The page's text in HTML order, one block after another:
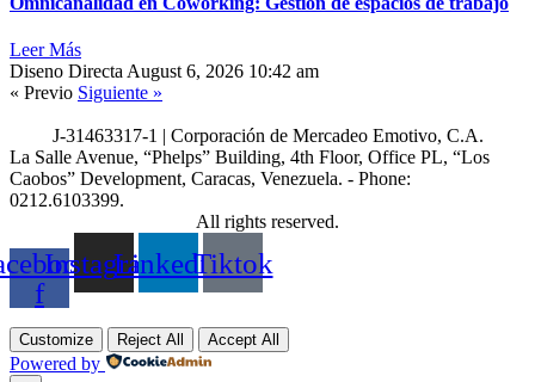
Leer Más
Diseno Directa August 6, 2026 10:42 am
« Previo Siguiente »
J-31463317-1 | Corporación de Mercadeo Emotivo, C.A.
La Salle Avenue, “Phelps” Building, 4th Floor, Office PL, “Los
Caobos” Development, Caracas, Venezuela. - Phone:
0212.6103399.
All rights reserved.
f
InstagramLinkedinTiktok
Customize Reject All Accept All
Powered by